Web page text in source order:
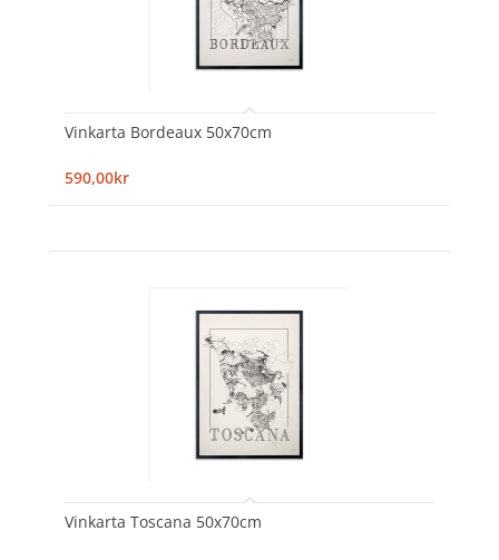
Vinkarta Bordeaux 50x70cm
590,00kr
Vinkarta Toscana 50x70cm